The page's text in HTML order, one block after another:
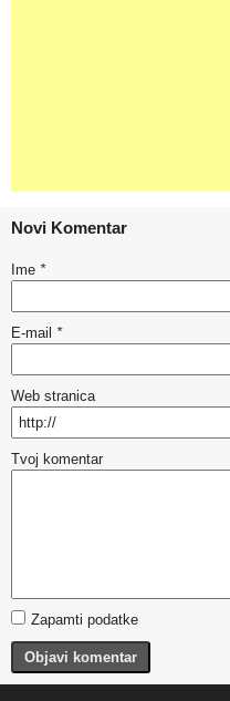
Novi Komentar
Ime *
E-mail *
Web stranica
Tvoj komentar
Zapamti podatke
Objavi komentar